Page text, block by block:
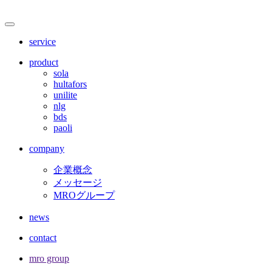
サ
メ
service
product
sola
hultafors
unilite
nlg
bds
paoli
company
企業概念
メッセージ
MROグループ
news
contact
mro group